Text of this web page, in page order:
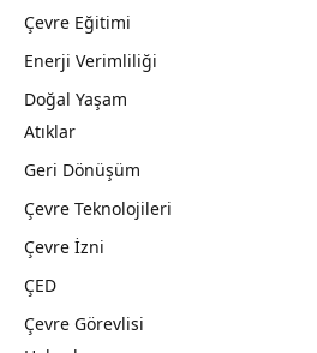
Çevre Eğitimi
Enerji Verimliliği
Doğal Yaşam
Atıklar
Geri Dönüşüm
Çevre Teknolojileri
Çevre İzni
ÇED
Çevre Görevlisi